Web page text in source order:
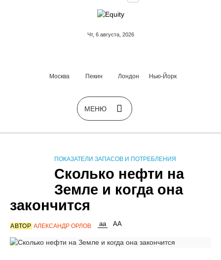
Чт, 6 августа, 2026
Москва Пекин Лондон Нью-Йорк
ПОКАЗАТЕЛИ ЗАПАСОВ И ПОТРЕБЛЕНИЯ
Сколько нефти на
Земле и когда она
закончится
АВТОР АЛЕКСАНДР ОРЛОВ